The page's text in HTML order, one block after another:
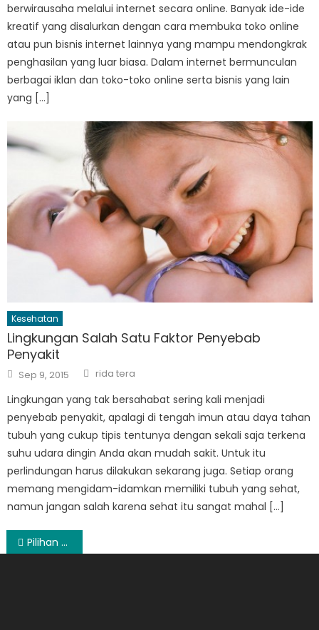
berwirausaha melalui internet secara online. Banyak ide-ide
kreatif yang disalurkan dengan cara membuka toko online
atau pun bisnis internet lainnya yang mampu mendongkrak
penghasilan yang luar biasa. Dalam internet bermunculan
berbagai iklan dan toko-toko online serta bisnis yang lain
yang […]
Kesehatan
Lingkungan Salah Satu Faktor Penyebab
Penyakit
Posted
on
Sep 9, 2015 Author
rida tera
Lingkungan yang tak bersahabat sering kali menjadi
penyebab penyakit, apalagi di tengah imun atau daya tahan
tubuh yang cukup tipis tentunya dengan sekali saja terkena
suhu udara dingin Anda akan mudah sakit. Untuk itu
perlindungan harus dilakukan sekarang juga. Setiap orang
memang mengidam-idamkan memiliki tubuh yang sehat,
namun jangan salah karena sehat itu sangat mahal […]
Post
Pilihan Gaya Rambut Pria Trendy di Tahun 2017